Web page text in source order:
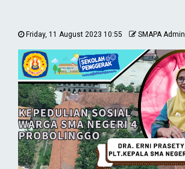
Friday, 11 August 2023 10:55 SMAPA Admin